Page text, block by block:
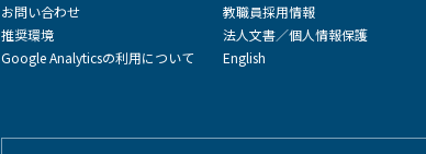
お問い合わせ
推奨環境
Google Analyticsの利用について
教職員採用情報
法人文書／個人情報保護
English